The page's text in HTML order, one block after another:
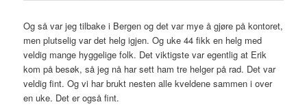
Og så var jeg tilbake i Bergen og det var mye å gjøre på kontoret,
men plutselig var det helg igjen. Og uke 44 fikk en helg med
veldig mange hyggelige folk. Det viktigste var egentlig at Erik
kom på besøk, så jeg nå har sett ham tre helger på rad. Det var
veldig fint. Og vi har brukt nesten alle kveldene sammen i over
en uke. Det er også fint.